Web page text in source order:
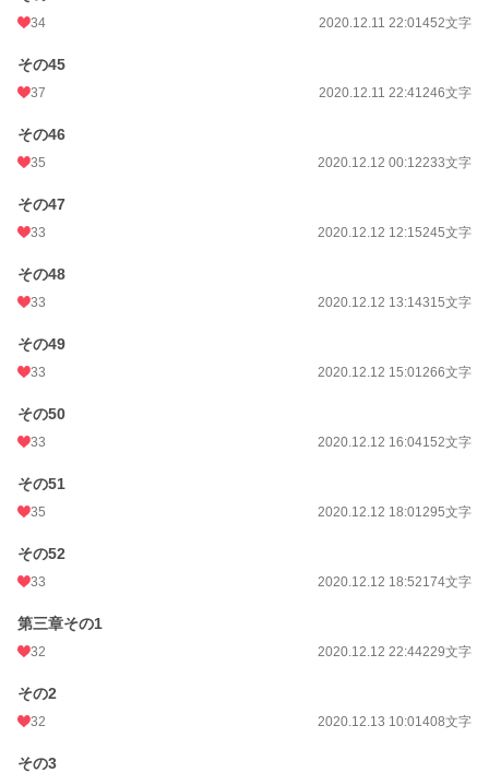
34 2020.12.11 22:01452文字
その45
37 2020.12.11 22:41246文字
その46
35 2020.12.12 00:12233文字
その47
33 2020.12.12 12:15245文字
その48
33 2020.12.12 13:14315文字
その49
33 2020.12.12 15:01266文字
その50
33 2020.12.12 16:04152文字
その51
35 2020.12.12 18:01295文字
その52
33 2020.12.12 18:52174文字
第三章その1
32 2020.12.12 22:44229文字
その2
32 2020.12.13 10:01408文字
その3